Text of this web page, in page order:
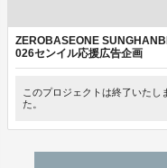
ZEROBASEONE
026センイル応援広告企画
このプロジェクトは終了いたし
た。